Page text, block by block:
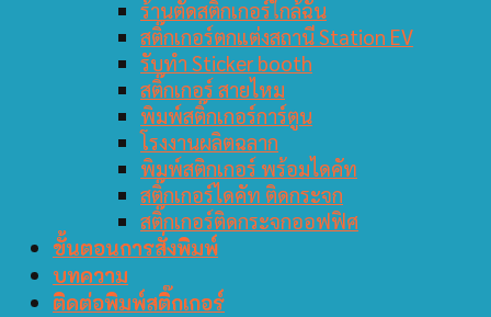
ร้านตัดสติ๊กเกอร์ใกล้ฉัน
สติ๊กเกอร์ตกแต่งสถานี Station EV
รับทำ Sticker booth
สติ๊กเกอร์ สายไหม
พิมพ์สติ๊กเกอร์การ์ตูน
โรงงานผลิตฉลาก
พิมพ์สติกเกอร์ พร้อมไดคัท
สติ๊กเกอร์ไดคัท ติดกระจก
สติ๊กเกอร์ติดกระจกออฟฟิศ
ขั้นตอนการสั่งพิมพ์
บทความ
ติดต่อพิมพ์สติ๊กเกอร์